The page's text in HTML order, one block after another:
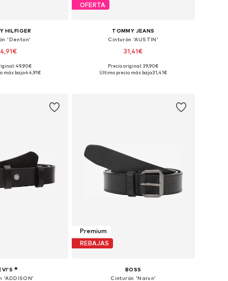
HILFIGER
'Denton'
muchas tallas
49,90€
más bajo:44,91€
OFERTA
TOMMY JEANS
Cinturón 'AUSTIN'
31,41€
Disponible en muchas tallas
Precio original: 39,90€
Último precio más bajo:31,41€
®
'ADDISON'
Premium
REBAJAS
BOSS
Cinturón 'Narun'